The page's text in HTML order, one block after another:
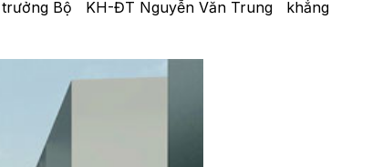
trưởng Bộ KH-ĐT Nguyễn Văn Trung khẳng